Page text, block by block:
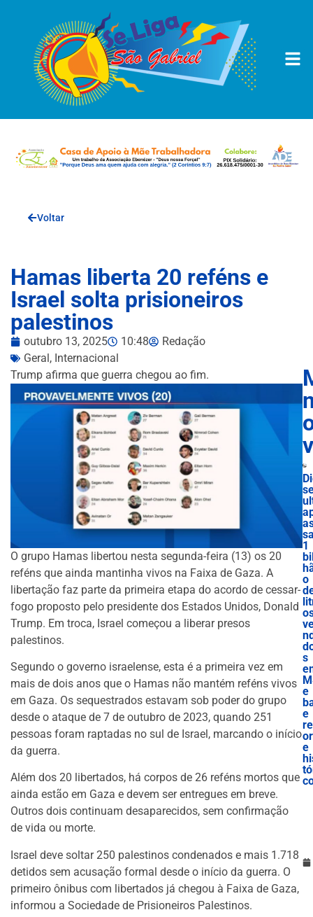
Voltar
Hamas liberta 20 reféns e
Israel solta prisioneiros
palestinos
outubro 13, 2025 10:48
Redação
Geral , Internacional
Trump afirma que guerra chegou ao fim.
O grupo Hamas libertou nesta segunda-feira (13) os 20
reféns que ainda mantinha vivos na Faixa de Gaza. A
libertação faz parte da primeira etapa do acordo de cessar-
fogo proposto pelo presidente dos Estados Unidos, Donald
Trump. Em troca, Israel começou a liberar presos
palestinos.
Segundo o governo israelense, esta é a primeira vez em
mais de dois anos que o Hamas não mantém reféns vivos
em Gaza. Os sequestrados estavam sob poder do grupo
desde o ataque de 7 de outubro de 2023, quando 251
pessoas foram raptadas no sul de Israel, marcando o início
da guerra.
Além dos 20 libertados, há corpos de 26 reféns mortos que
ainda estão em Gaza e devem ser entregues em breve.
Outros dois continuam desaparecidos, sem confirmação
de vida ou morte.
Israel deve soltar 250 palestinos condenados e mais 1.718
detidos sem acusação formal desde o início da guerra. O
primeiro ônibus com libertados já chegou à Faixa de Gaza,
informou a Sociedade de Prisioneiros Palestinos.
1
o
s
e
e
e